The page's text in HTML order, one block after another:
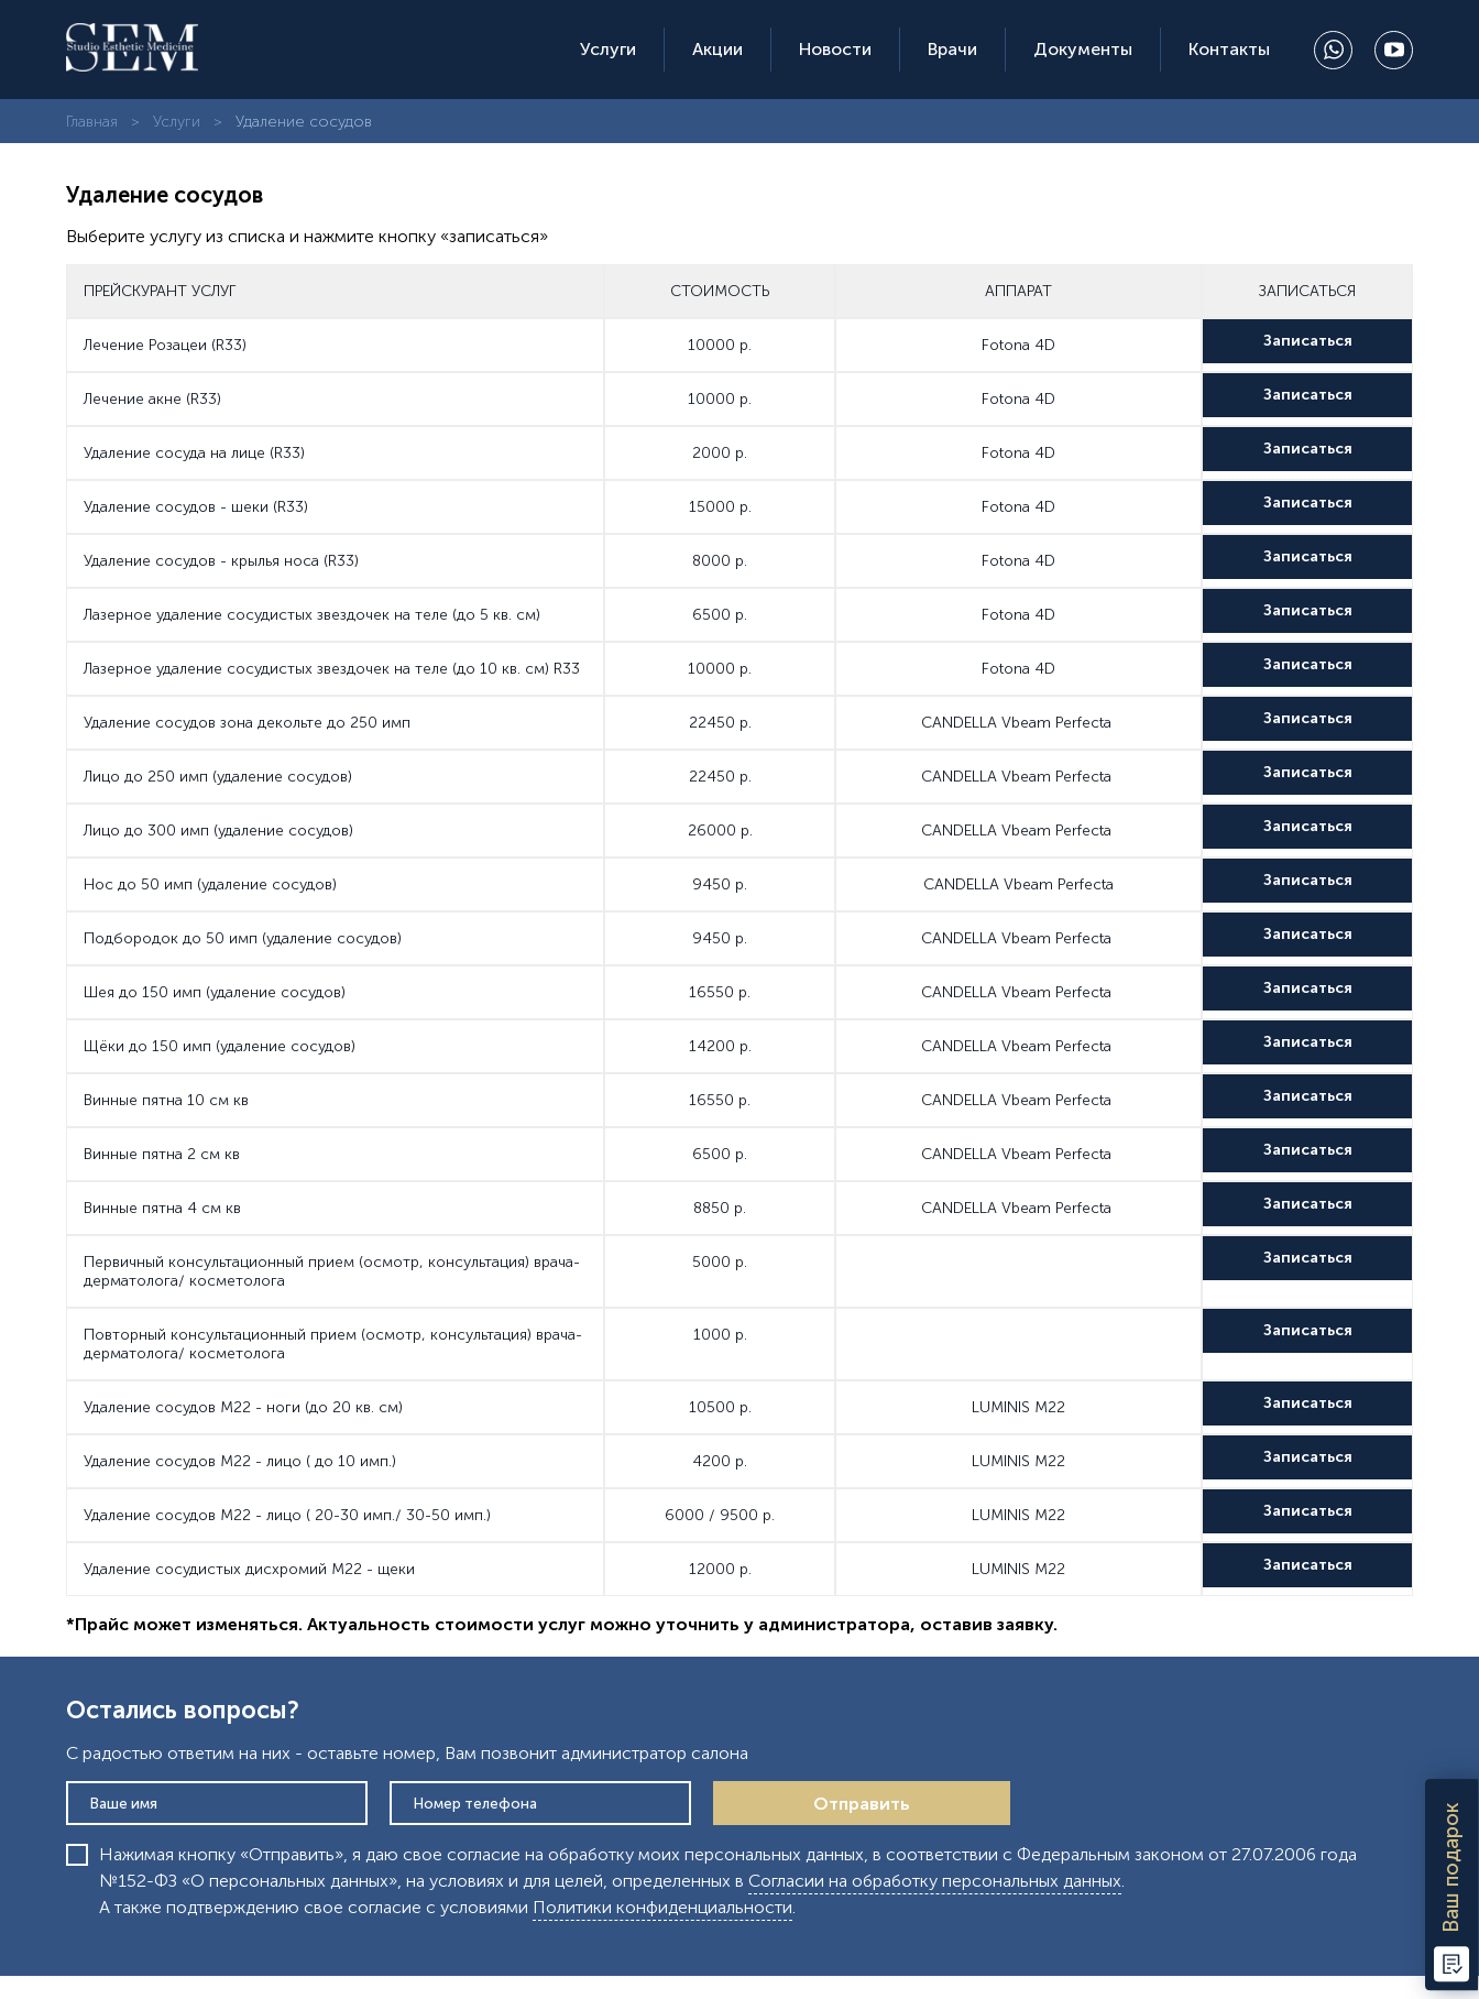
Услуги Акции Новости Врачи Документы Контакты
Главная Услуги Удаление сосудов
Удаление сосудов
Выберите услугу из списка и нажмите кнопку «записаться»
ПРЕЙСКУРАНТ УСЛУГ СТОИМОСТЬ АППАРАТ ЗАПИСАТЬСЯ
Лечение Розацеи (R33) 10000 р. Fotona 4D Записаться
Лечение акне (R33) 10000 р. Fotona 4D Записаться
Удаление сосуда на лице (R33) 2000 р. Fotona 4D Записаться
Удаление сосудов - шеки (R33) 15000 р. Fotona 4D Записаться
Удаление сосудов - крылья носа (R33) 8000 р. Fotona 4D Записаться
Лазерное удаление сосудистых звездочек на теле (до 5 кв. см) 6500 р. Fotona 4D Записаться
Лазерное удаление сосудистых звездочек на теле (до 10 кв. см) R33 10000 р. Fotona 4D Записаться
Удаление сосудов зона декольте до 250 имп 22450 р. CANDELLA Vbeam Perfecta Записаться
Лицо до 250 имп (удаление сосудов) 22450 р. CANDELLA Vbeam Perfecta Записаться
Лицо до 300 имп (удаление сосудов) 26000 р. CANDELLA Vbeam Perfecta Записаться
Нос до 50 имп (удаление сосудов) 9450 р. CANDELLA Vbeam Perfecta Записаться
Подбородок до 50 имп (удаление сосудов) 9450 р. CANDELLA Vbeam Perfecta Записаться
Шея до 150 имп (удаление сосудов) 16550 р. CANDELLA Vbeam Perfecta Записаться
Щёки до 150 имп (удаление сосудов) 14200 р. CANDELLA Vbeam Perfecta Записаться
Винные пятна 10 см кв 16550 р. CANDELLA Vbeam Perfecta Записаться
Винные пятна 2 см кв 6500 р. CANDELLA Vbeam Perfecta Записаться
Винные пятна 4 см кв 8850 р. CANDELLA Vbeam Perfecta Записаться
Первичный консультационный прием (осмотр, консультация) врача-
дерматолога/ косметолога
5000 р. Записаться
Повторный консультационный прием (осмотр, консультация) врача-
дерматолога/ косметолога
1000 р. Записаться
Удаление сосудов M22 - ноги (до 20 кв. см) 10500 р. LUMINIS M22 Записаться
Удаление сосудов М22 - лицо ( до 10 имп.) 4200 р. LUMINIS M22 Записаться
Удаление сосудов M22 - лицо ( 20-30 имп./ 30-50 имп.) 6000 / 9500 р. LUMINIS M22 Записаться
Удаление сосудистых дисхромий M22 - щеки 12000 р. LUMINIS M22 Записаться
*Прайс может изменяться. Актуальность стоимости услуг можно уточнить у администратора, оставив заявку.
Остались вопросы?
С радостью ответим на них - оставьте номер, Вам позвонит администратор салона
Отправить
Нажимая кнопку «Отправить», я даю свое согласие на обработку моих персональных данных, в соответствии с Федеральным законом от 27.07.2006 года
№152-ФЗ «О персональных данных», на условиях и для целей, определенных в Согласии на обработку персональных данных.
А также подтверждению свое согласие с условиями Политики конфиденциальности. Ваш подарок